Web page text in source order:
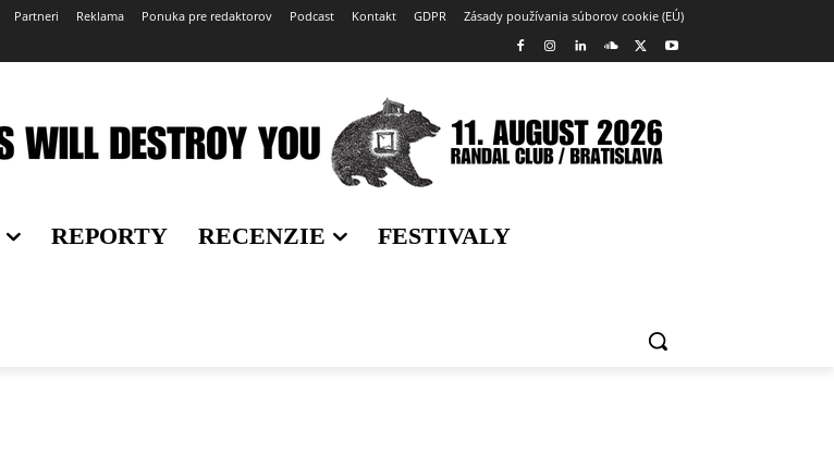
Partneri Reklama Ponuka pre redaktorov Podcast Kontakt GDPR Zásady používania súborov cookie (EÚ)
REPORTY RECENZIE
FESTIVALY